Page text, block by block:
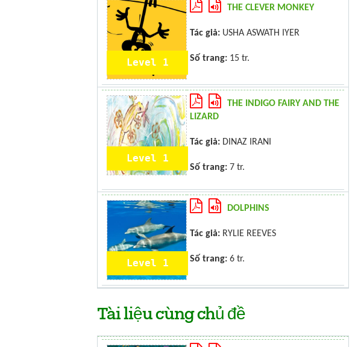
Level 1
THE CLEVER MONKEY
Tác giả: USHA ASWATH IYER
Số trang: 15 tr.
Level 1
THE INDIGO FAIRY AND THE
LIZARD
Tác giả: DINAZ IRANI
Số trang: 7 tr.
Level 1
DOLPHINS
Tác giả: RYLIE REEVES
Số trang: 6 tr.
Tài liệu cùng chủ đề